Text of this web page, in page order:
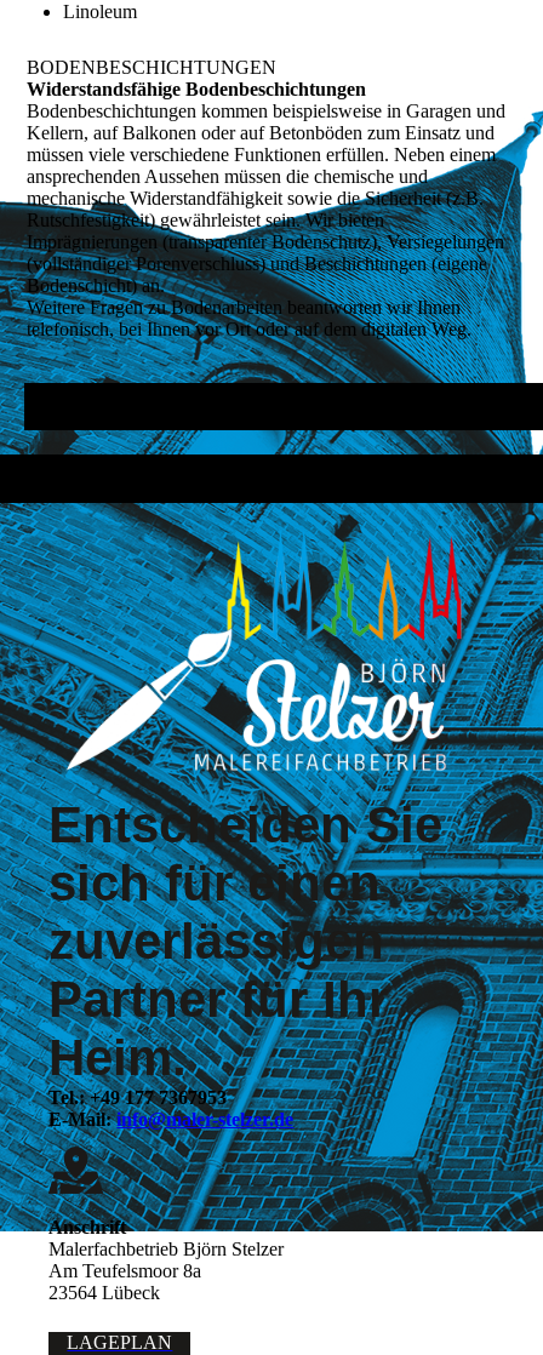
Linoleum
BODENBESCHICHTUNGEN
Widerstandsfähige Bodenbeschichtungen
Bodenbeschichtungen kommen beispielsweise in Garagen und
Kellern, auf Balkonen oder auf Betonböden zum Einsatz und
müssen viele verschiedene Funktionen erfüllen. Neben einem
ansprechenden Aussehen müssen die chemische und
mechanische Widerstandfähigkeit sowie die Sicherheit (z.B.
Rutschfestigkeit) gewährleistet sein. Wir bieten
Imprägnierungen (transparenter Bodenschutz), Versiegelungen
(vollständiger Porenverschluss) und Beschichtungen (eigene
Bodenschicht) an.
Weitere Fragen zu Bodenarbeiten beantworten wir Ihnen
telefonisch, bei Ihnen vor Ort oder auf dem digitalen Weg.
Entscheiden Sie
sich für einen
zuver­lässigen
Partner für Ihr
Heim.
Tel.: +49 177 7367953
E-Mail:info@maler-stelzer.de
Anschrift
Malerfachbetrieb Björn Stelzer
Am Teufelsmoor 8a
23564 Lübeck
LAGEPLAN